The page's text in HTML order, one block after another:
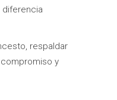
diferencia
respaldar
y